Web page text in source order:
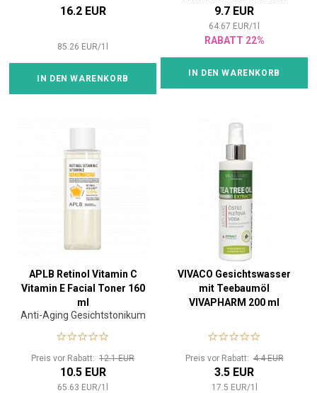
16.2 EUR
85.26 EUR/1
IN DEN WARENKORB
9.7 EUR
64.67 EUR/1
RABATT 22%
IN DEN WARENKORB
APLB Retinol Vitamin C
Vitamin E Facial Toner 160
ml
Anti-Aging Gesichtstonikum
Preis vor Rabatt: 12.1 EUR
10.5 EUR
65.63 EUR/1
VIVACO Gesichtswasser
mit Teebaumöl
VIVAPHARM 200 ml
Preis vor Rabatt:4.4 EUR
3.5 EUR
17.5 EUR/1